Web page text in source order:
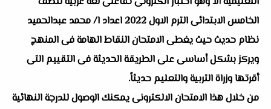
الخامس الابتدائى الترم الاول 2022 اعداد ا/ محمد عبدالحميد
نظام حديث حيث يغطى الامتحان النقاط الهامة فى المنهج
ويركز بشكل أساسى على الطريقة الحديثة فى التقييم التى
أقرتها وزراة التربية والتعليم حديثاً.
من خلال هذا الامتحان الالكترونى يمكنك الوصول للدرجة النهائية